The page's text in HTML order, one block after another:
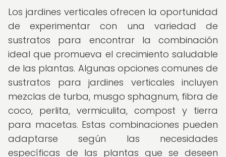
Los jardines verticales ofrecen la oportunidad
de experimentar con una variedad de
sustratos para encontrar la combinación
ideal que promueva el crecimiento saludable
de las plantas. Algunas opciones comunes de
sustratos para jardines verticales incluyen
mezclas de turba, musgo sphagnum, fibra de
coco, perlita, vermiculita, compost y tierra
para macetas. Estas combinaciones pueden
adaptarse según las necesidades
específicas de las plantas que se deseen